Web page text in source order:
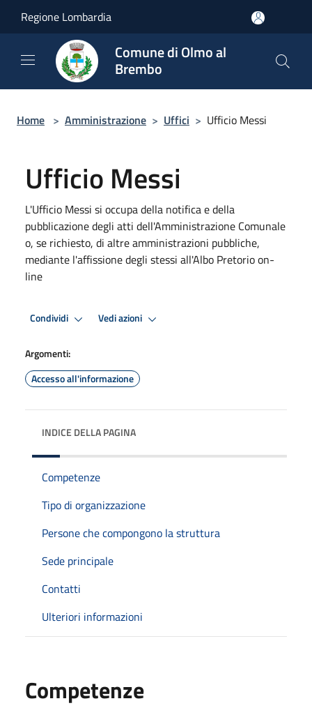
Regione Lombardia
Comune di Olmo al
Brembo
Home > Amministrazione > Uffici > Ufficio Messi
Ufficio Messi
L'Ufficio Messi si occupa della notifica e della
pubblicazione degli atti dell'Amministrazione Comunale
o, se richiesto, di altre amministrazioni pubbliche,
mediante l'affissione degli stessi all'Albo Pretorio on-
line
Condividi Vedi azioni
Argomenti:
Accesso all'informazione
INDICE DELLA PAGINA
Competenze
Tipo di organizzazione
Persone che compongono la struttura
Sede principale
Contatti
Ulteriori informazioni
Competenze